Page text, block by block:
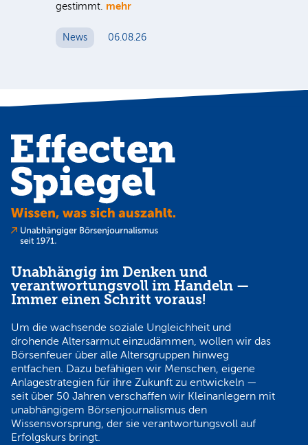
gestimmt. mehr
News 06.08.26
Unabhängig im Denken und
verantwortungsvoll im Handeln —
Immer einen Schritt voraus!
Um die wachsende soziale Ungleichheit und
drohende Altersarmut einzudämmen, wollen wir das
Börsenfeuer über alle Altersgruppen hinweg
entfachen. Dazu befähigen wir Menschen, eigene
Anlagestrategien für ihre Zukunft zu entwickeln —
seit über 50 Jahren verschaffen wir Kleinanlegern mit
unabhängigem Börsenjournalismus den
Wissensvorsprung, der sie verantwortungsvoll auf
Erfolgskurs bringt.